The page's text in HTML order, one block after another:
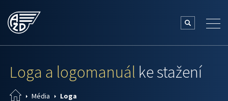
Loga a logomanuál ke stažení
Média Loga